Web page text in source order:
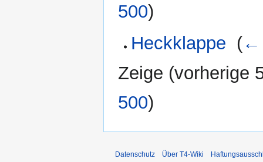
500)
Heckklappe (←
Zeige (vorherige
500)
Datenschutz Über T4-Wiki